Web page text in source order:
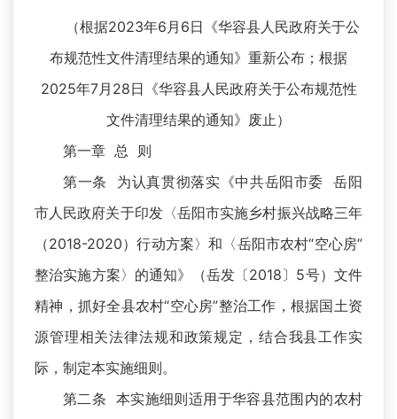
（根据2023年6 月 6 日《华容县人民政府关于公
布规范性文件清理结果的通知》 重新公布； 根据
2025年7月28日《华容县人民政府关于公布规范性
文件清理结果的通知》废止）
第一章 总 则
第一条 为认真贯彻落实《中共岳阳市委 岳阳
市人民政府关于印发〈岳阳市实施乡村振兴战略三年
（2018-2020）行动方案〉和〈岳阳市农村“空心房”
整治实施方案〉的通知》（岳发〔2018〕5号）文件
精神，抓好全县农村“空心房”整治工作，根据国土资
源管理相关法律法规和政策规定，结合我县工作实
际，制定本实施细则。
第二条 本实施细则适用于华容县范围内的农村